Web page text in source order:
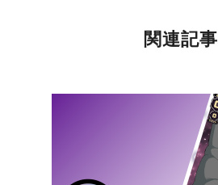
関連記事